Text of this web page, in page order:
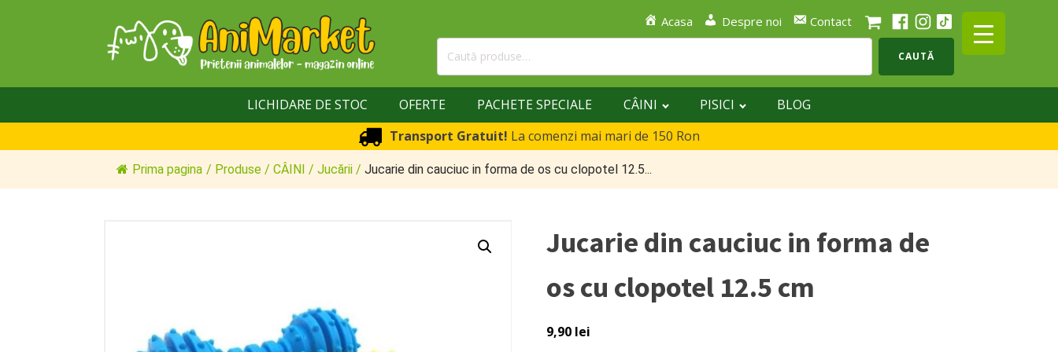
Acasa Despre noi Contact
Caută
CAUTĂ
LICHIDARE DE STOC OFERTE PACHETE SPECIALE CÂINI PISICI
BLOG
Transport Gratuit! La comenzi mai mari de 150 Ron
Prima pagina / Produse / CÂINI / Jucării / Jucarie din cauciuc in forma de os cu clopotel 12.5...
Jucarie din cauciuc in forma de
os cu clopotel 12.5 cm
9,90 lei